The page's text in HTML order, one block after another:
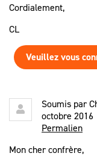
Cordialement,
CL
Veuillez vous
Soumis par
octobre 2016
Permalien
Mon cher confrère,